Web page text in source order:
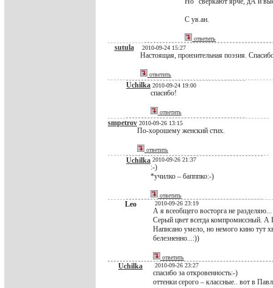
С ув.ан.
ответить
sutula 2010-09-24 15:27
Настоящая, пронзительная поэзия.
ответить
Uchilka 2010-09-24 19:00
спасибо!
ответить
smpetrov 2010-09-26 13:15
По-хорошему женский стих.
ответить
Uchilka 2010-09-26 21:37
:-)
*училко – бапппко:-)
ответить
Leo 2010-09-26 23:19
А я всеобщего восторга не разделяю...
Серый цвет всегда компромиссный. А
Написано умело, но немого кино тут
белезненно...:))
ответить
Uchilka 2010-09-26 23:27
спасибо за откровенность:-)
оттенки серого – классные.. вот в